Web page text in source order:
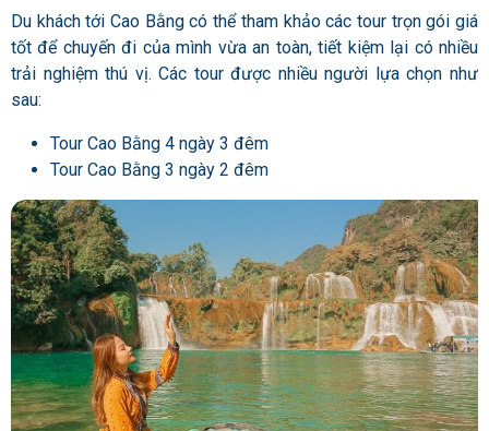
Du khách tới Cao Bằng có thể tham khảo các tour trọn gói giá
tốt để chuyến đi của mình vừa an toàn, tiết kiệm lại có nhiều
trải nghiệm thú vị. Các tour được nhiều người lựa chọn như
sau:
Tour Cao Bằng 4 ngày 3 đêm
Tour Cao Bằng 3 ngày 2 đêm